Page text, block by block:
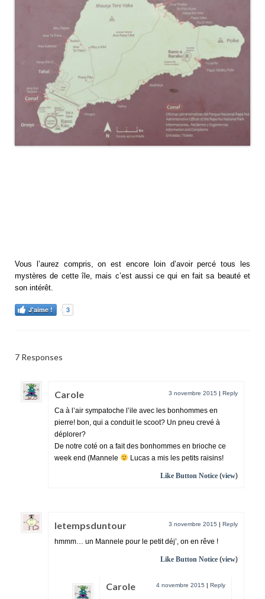
Vous l’aurez compris, on est encore loin d’avoir percé tous les
mystères de cette île, mais c’est aussi ce qui en fait sa beauté et
son intérêt.
J'aime ! 3
7 Responses
Carole 3 novembre 2015 | Reply
Ca à l’air sympatoche l’ile avec les bonhommes en
pierre! bon, qui a conduit le scoot? Un pneu crevé à
déplorer?
De notre coté on a fait des bonhommes en brioche ce
week end (Mannele
Lucas a mis les petits raisins!
Like Button Notice (view)
letempsduntour 3 novembre 2015 | Reply
hmmm… un Mannele pour le petit déj’, on en rêve !
Like Button Notice (view)
Carole 4 novembre 2015 | Reply